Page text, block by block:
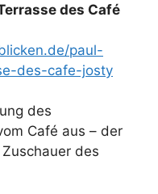
des Café
paul-
des-cafe-josty
des
Café aus – der
des